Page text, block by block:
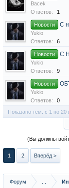
Bacek
Ответов:
1
Новости С
Yukio
Ответов:
6
Новости С
Yukio
Ответов:
9
Новости
Yukio
Ответов:
0
Показано тем: с 1 по 20
(Вы должны
1 2 Вперёд >
Форум